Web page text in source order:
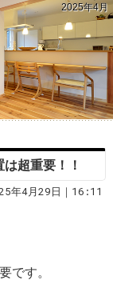
2025年4月
超重要！！
年4月29日｜16:11
です。